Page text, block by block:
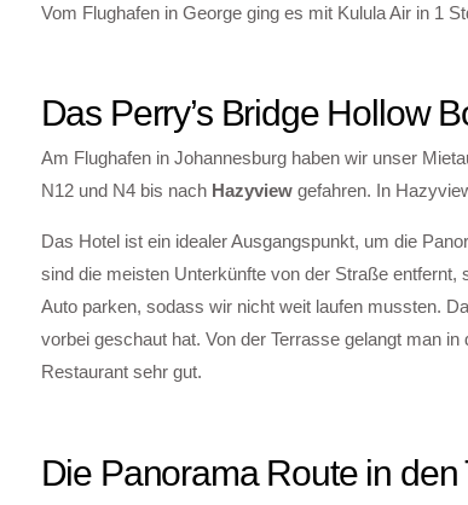
Vom Flughafen in George ging es mit Kulula Air in 1
Das Perry’s Bridge Hollow
Am Flughafen in Johannesburg haben wir unser
N12 und N4 bis nach Hazyviewgefahren. In
Das Hotel ist ein idealer Ausgangspunkt, um die
sind die meisten Unterkünfte von der Straße
Auto parken, sodass wir nicht weit laufen mussten.
vorbei geschaut hat. Von der Terrasse gelangt man
Restaurant sehr gut.
Die Panorama Route in